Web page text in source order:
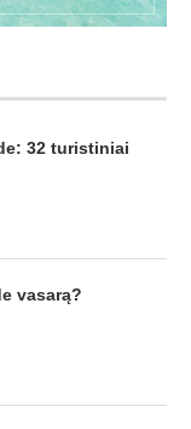
32 turistiniai
vasarą?